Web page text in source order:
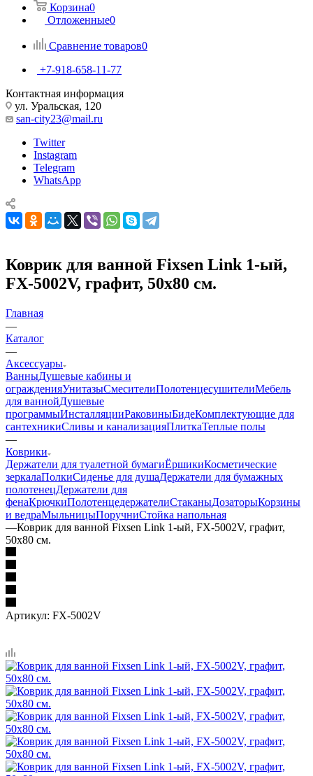
Корзина0
Отложенные0
Сравнение товаров0
+7-918-658-11-77
Контактная информация
ул. Уральская, 120
san-city23@mail.ru
Twitter
Instagram
Telegram
WhatsApp
Коврик для ванной Fixsen Link 1-ый,
FX-5002V, графит, 50х80 см.
Главная
—
Каталог
—
Аксессуары
ВанныДушевые кабины и
огражденияУнитазыСмесителиПолотенцесушителиМебель
для ваннойДушевые
программыИнсталляцииРаковиныБидеКомплектующие для
сантехникиСливы и канализацияПлиткаТеплые полы
—
Коврики
Держатели для туалетной бумагиЁршикиКосметические
зеркалаПолкиСиденье для душаДержатели для бумажных
полотенецДержатели для
фенаКрючкиПолотенцедержателиСтаканыДозаторыКорзины
и ведраМыльницыПоручниСтойка напольная
—Коврик для ванной Fixsen Link 1-ый, FX-5002V, графит,
50х80 см.
Артикул: FX-5002V